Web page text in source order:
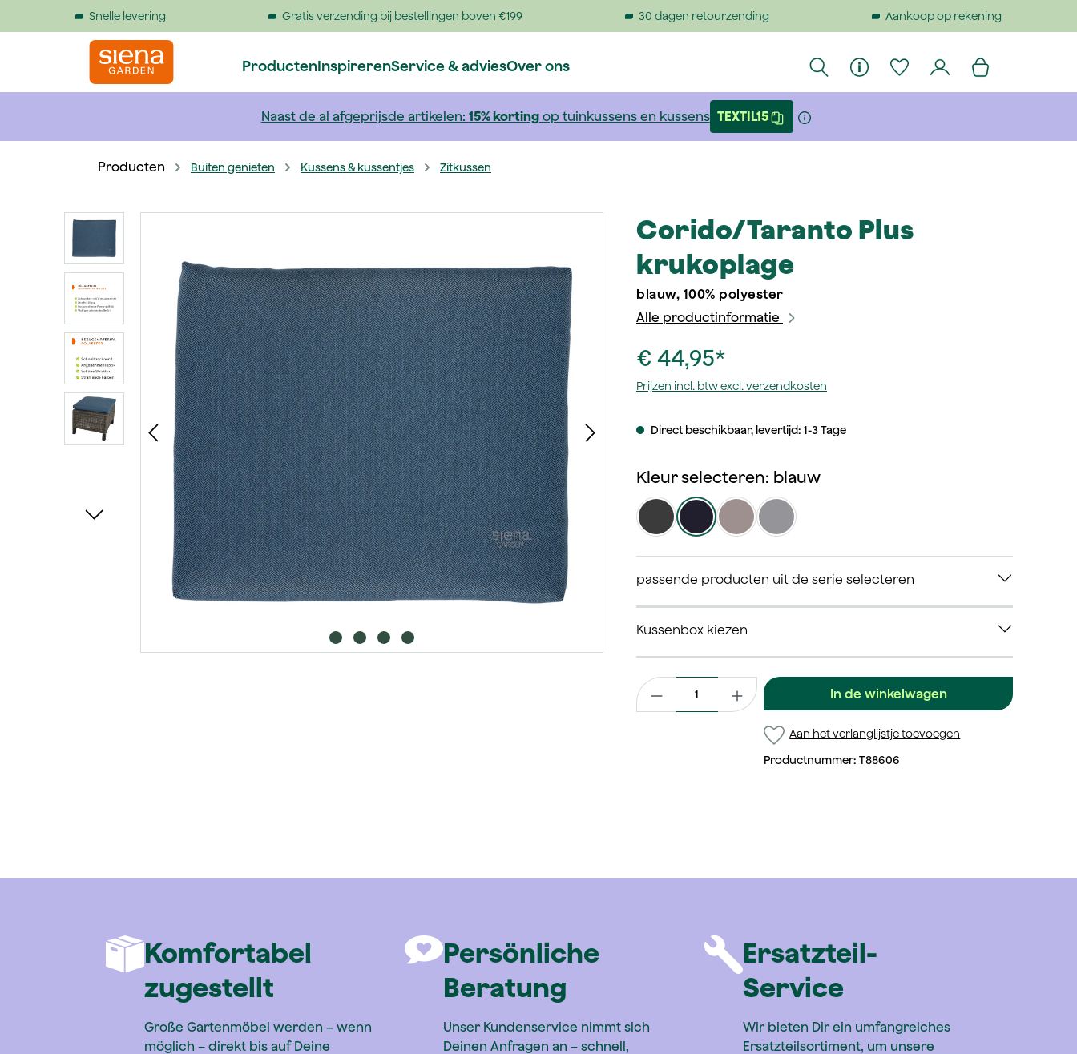
Naar de hoofdnavigatie gaan
Snelle levering Gratis verzending bij bestellingen boven €199 30 dagen retourzending Aankoop op rekening
ProductenInspirerenService & adviesOver ons
Naast de al afgeprijsde artikelen: 15% kortingop tuinkussens en kussens TEXTIL15
Producten Buiten genieten Kussens & kussentjes Zitkussen
Afbeeldingengalerij overslaan
Corido/Taranto Plus
krukoplage
blauw, 100% polyester
Alle productinformatie
€ 44,95*
Prijzen incl. btw excl. verzendkosten
Direct beschikbaar, levertijd: 1-3 Tage
Kleur selecteren: blauw
antracietblauw taupe
(Deze optie is momenteel niet beschikbaar.)
zilver
passende producten uit de serie selecteren
Kussenbox kiezen
Productaantal: Voer de gewenste waarde in of gebruik de knoppen om het
In de winkelwagen
Aan het verlanglijstje toevoegen
Productnummer:T88606
Komfortabel
zugestellt
Große Gartenmöbel werden – wenn
möglich – direkt bis auf Deine
Persönliche
Beratung
Unser Kundenservice nimmt sich
Deinen Anfragen an – schnell,
Ersatzteil-
Service
Wir bieten Dir ein umfangreiches
Ersatzteilsortiment, um unsere